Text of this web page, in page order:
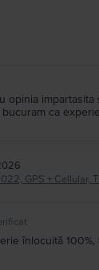
opinia impartasita
ca
GPS + Cellular,
înlocuită